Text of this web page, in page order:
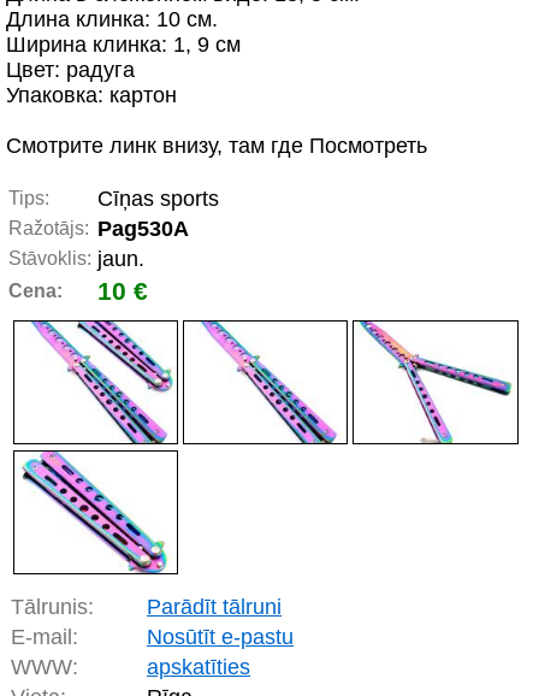
Длина клинка: 10 см.
Ширина клинка: 1, 9 см
Цвет: радуга
Упаковка: картон
Смотрите линк внизу, там где Посмотреть
Tips: Cīņas sports
Ražotājs: Pag530A
Stāvoklis: jaun.
Cena: 10 €
Tālrunis:
Parādīt tālruni
E-mail:
Nosūtīt e-pastu
WWW:
apskatīties